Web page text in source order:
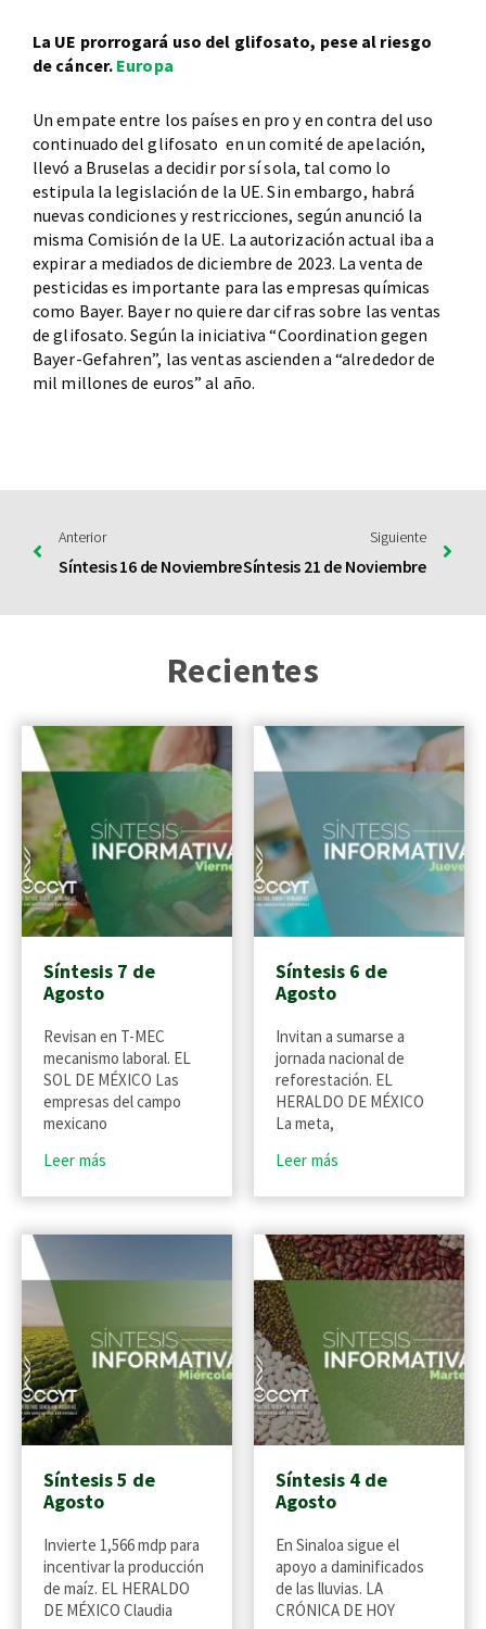
La UE prorrogará uso del glifosato, pese al riesgo
de cáncer. Europa
Un empate entre los países en pro y en contra del uso
continuado del glifosato en un comité de apelación,
llevó a Bruselas a decidir por sí sola, tal como lo
estipula la legislación de la UE. Sin embargo, habrá
nuevas condiciones y restricciones, según anunció la
misma Comisión de la UE. La autorización actual iba a
expirar a mediados de diciembre de 2023. La venta de
pesticidas es importante para las empresas químicas
como Bayer. Bayer no quiere dar cifras sobre las ventas
de glifosato. Según la iniciativa “Coordination gegen
Bayer-Gefahren”, las ventas ascienden a “alrededor de
mil millones de euros” al año.
Anterior
Síntesis 16 de Noviembre
Siguiente
Síntesis 21 de Noviembre
Recientes
Síntesis 7 de
Agosto
Revisan en T-MEC
mecanismo laboral. EL
SOL DE MÉXICO Las
empresas del campo
mexicano
Leer más
Síntesis 6 de
Agosto
Invitan a sumarse a
jornada nacional de
reforestación. EL
HERALDO DE MÉXICO
La meta,
Leer más
Síntesis 5 de
Agosto
Invierte 1,566 mdp para
incentivar la producción
de maíz. EL HERALDO
DE MÉXICO Claudia
Síntesis 4 de
Agosto
En Sinaloa sigue el
apoyo a daminificados
de las lluvias. LA
CRÓNICA DE HOY